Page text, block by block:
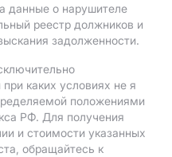
данные о нарушителе
реестр должников и
задолженности.
каких условиях не я
положениями
РФ. Для получения
и стоимости указанных
обращайтесь к